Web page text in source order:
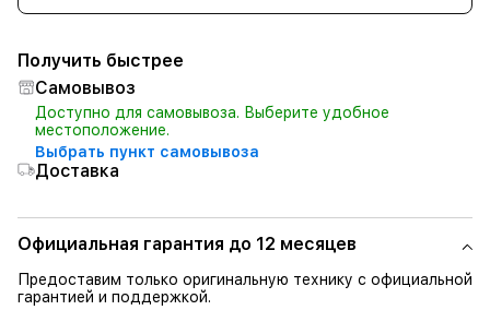
Получить быстрее
Самовывоз
Доступно для самовывоза. Выберите удобное
местоположение.
Выбрать пункт самовывоза
Доставка
Официальная гарантия до 12 месяцев
Предоставим только оригинальную технику с официальной
гарантией и поддержкой.